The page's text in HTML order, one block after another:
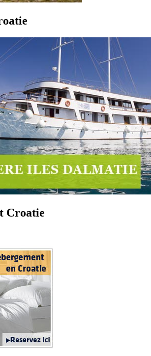
Croatie